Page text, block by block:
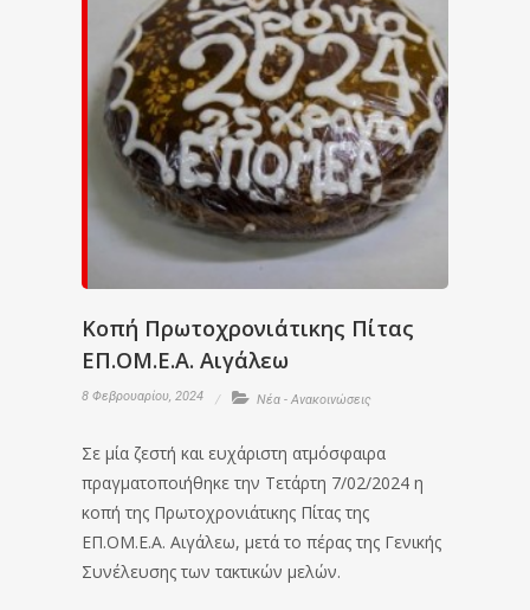
Κοπή Πρωτοχρονιάτικης Πίτας
ΕΠ.ΟΜ.Ε.Α. Αιγάλεω
8 Φεβρουαρίου, 2024 Νέα - Ανακοινώσεις
Σε μία ζεστή και ευχάριστη ατμόσφαιρα
πραγματοποιήθηκε την Τετάρτη 7/02/2024 η
κοπή της Πρωτοχρονιάτικης Πίτας της
ΕΠ.ΟΜ.Ε.Α. Αιγάλεω, μετά το πέρας της Γενικής
Συνέλευσης των τακτικών μελών.